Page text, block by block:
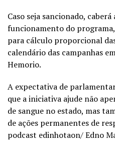
Caso seja sancionado,
funcionamento do
para cálculo proporcional
calendário das campanhas
Hemorio.
A expectativa de
que a iniciativa ajude não
de sangue no estado, mas
de ações permanentes de
podcast edinhotaon/ Edno